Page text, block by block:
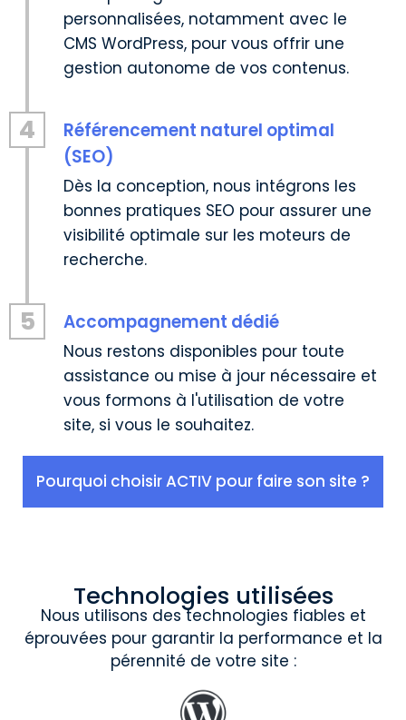
personnalisées, notamment avec le
CMS WordPress, pour vous offrir une
gestion autonome de vos contenus.
Référencement naturel optimal
(SEO)
Dès la conception, nous intégrons les
bonnes pratiques SEO pour assurer une
visibilité optimale sur les moteurs de
recherche.
4
Accompagnement dédié
Nous restons disponibles pour toute
assistance ou mise à jour nécessaire et
vous formons à l'utilisation de votre
site, si vous le souhaitez.
5
Pourquoi choisir ACTIV pour faire son site ?
Technologies utilisées
Nous utilisons des technologies fiables et
éprouvées pour garantir la performance et la
pérennité de votre site :